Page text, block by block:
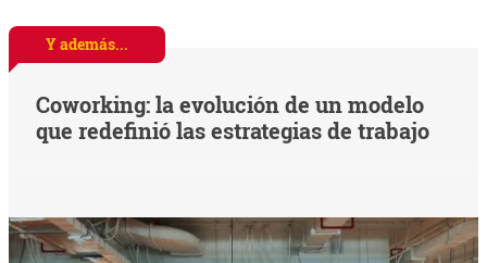
Y además...
Coworking: la evolución de un modelo
que redefinió las estrategias de trabajo